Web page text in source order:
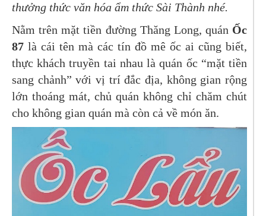
thưởng thức văn hóa ẩm thức Sài Thành nhé.
Nằm trên mặt tiền đường Thăng Long, quán Ốc
87 là cái tên mà các tín đồ mê ốc ai cũng biết,
thực khách truyền tai nhau là quán ốc “mặt tiền
sang chảnh” với vị trí đắc địa, không gian rộng
lớn thoáng mát, chủ quán không chỉ chăm chút
cho không gian quán mà còn cả về món ăn.